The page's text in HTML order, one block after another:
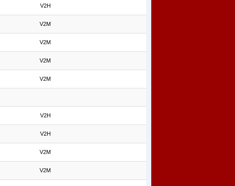
V2H
V2M
V2M
V2M
V2M
V2H
V2H
V2M
V2M